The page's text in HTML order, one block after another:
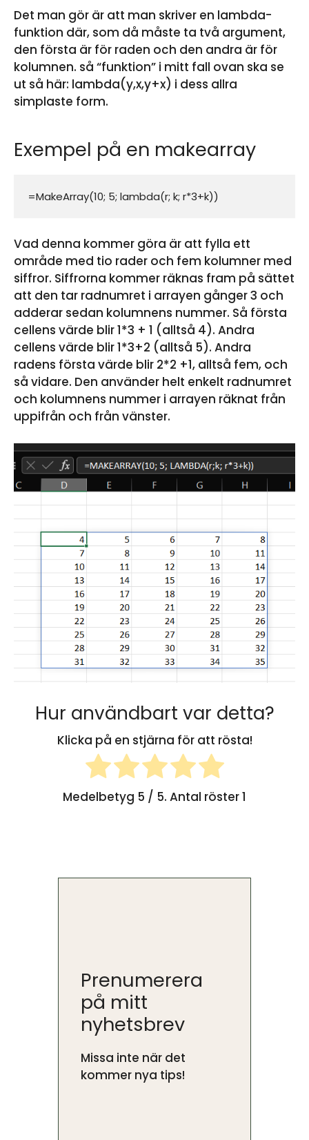
Det man gör är att man skriver en lambda-
funktion där, som då måste ta två argument,
den första är för raden och den andra är för
kolumnen. så “funktion” i mitt fall ovan ska se
ut så här: lambda(y,x,y+x) i dess allra
simplaste form.
Exempel på en makearray
=MakeArray(10; 5; lambda(r; k; r*3+k))
Vad denna kommer göra är att fylla ett
område med tio rader och fem kolumner med
siffror. Siffrorna kommer räknas fram på sättet
att den tar radnumret i arrayen gånger 3 och
adderar sedan kolumnens nummer. Så första
cellens värde blir 1*3 + 1 (alltså 4). Andra
cellens värde blir 1*3+2 (alltså 5). Andra
radens första värde blir 2*2 +1, alltså fem, och
så vidare. Den använder helt enkelt radnumret
och kolumnens nummer i arrayen räknat från
uppifrån och från vänster.
Hur användbart var detta?
Klicka på en stjärna för att rösta!
Medelbetyg 5 / 5. Antal röster1
Prenumerera
på mitt
nyhetsbrev
Missa inte när det
kommer nya tips!